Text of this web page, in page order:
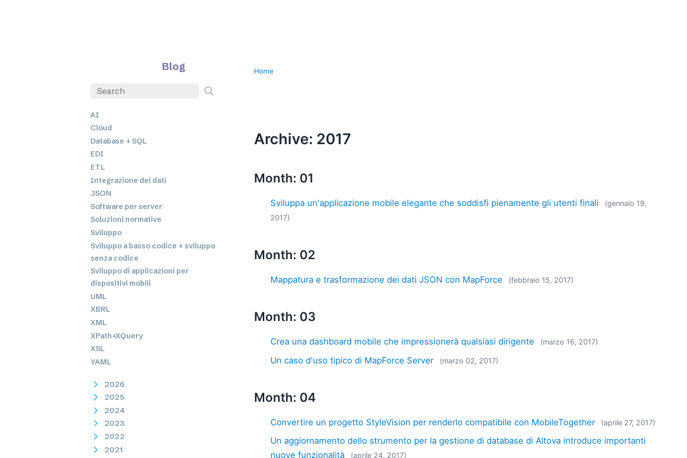
Blog
AI
Cloud
Database + SQL
EDI
ETL
Integrazione dei dati
JSON
Software per server
Soluzioni normative
Sviluppo
Sviluppo a basso codice + sviluppo
senza codice
Sviluppo di applicazioni per
dispositivi mobili
UML
XBRL
XML
XPath+XQuery
XSL
YAML
2026
2025
2024
2023
2022
2021
Home
Archive: 2017
Month: 01
Sviluppa un'applicazione mobile elegante che soddisfi pienamente gli utenti finali
(gennaio 19,
2017)
Month: 02
Mappatura e trasformazione dei dati JSON con MapForce (febbraio 15, 2017)
Month: 03
Crea una dashboard mobile che impressionerà qualsiasi dirigente (marzo 16, 2017)
Un caso d'uso tipico di MapForce Server (marzo 02, 2017)
Month: 04
Convertire un progetto StyleVision per renderlo compatibile con MobileTogether (aprile 27, 2017)
Un aggiornamento dello strumento per la gestione di database di Altova introduce importanti
nuove funzionalità
(aprile 24, 2017)